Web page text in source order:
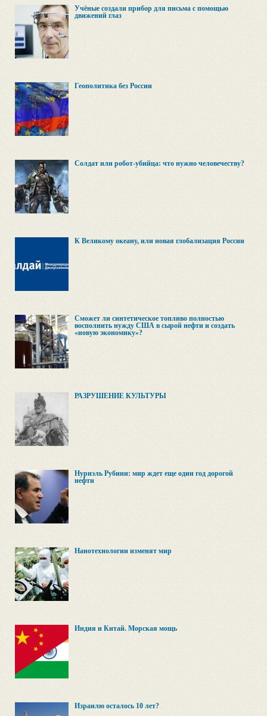
Учёные создали прибор для письма с помощью
движений глаз
Геополитика без России
Солдат или робот-убийца: что нужно человечеству?
К Великому океану, или новая глобализация России
Сможет ли синтетическое топливо полностью
восполнить нужду США в сырой нефти и создать
«новую экономику»?
РАЗРУШЕНИЕ КУЛЬТУРЫ
Нуриэль Рубини: мир ждет еще один год дорогой
нефти
Нанотехнологии изменят мир
Индия и Китай. Морская мощь
Израилю осталось 10 лет?